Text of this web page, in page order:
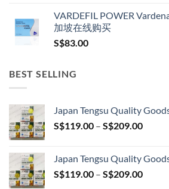
VARDEFIL POWER
加坡在线购买
S$83.00
BEST SELLING
Japan Tengsu Quality
S$119.00 – S$209.00Price
Japan Tengsu Quality
S$119.00 – S$209.00Price